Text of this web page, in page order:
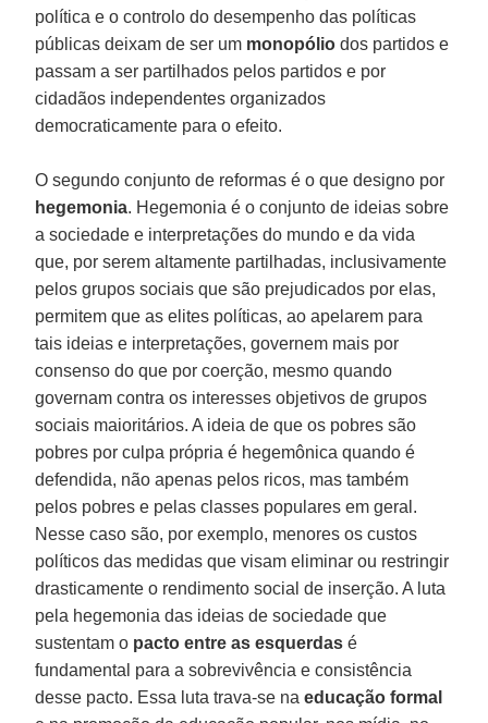
política e o controlo do desempenho das políticas
públicas deixam de ser um monopólio dos partidos e
passam a ser partilhados pelos partidos e por
cidadãos independentes organizados
democraticamente para o efeito.
O segundo conjunto de reformas é o que designo por
hegemonia. Hegemonia é o conjunto de ideias sobre
a sociedade e interpretações do mundo e da vida
que, por serem altamente partilhadas, inclusivamente
pelos grupos sociais que são prejudicados por elas,
permitem que as elites políticas, ao apelarem para
tais ideias e interpretações, governem mais por
consenso do que por coerção, mesmo quando
governam contra os interesses objetivos de grupos
sociais maioritários. A ideia de que os pobres são
pobres por culpa própria é hegemônica quando é
defendida, não apenas pelos ricos, mas também
pelos pobres e pelas classes populares em geral.
Nesse caso são, por exemplo, menores os custos
políticos das medidas que visam eliminar ou restringir
drasticamente o rendimento social de inserção. A luta
pela hegemonia das ideias de sociedade que
sustentam o pacto entre as esquerdas é
fundamental para a sobrevivência e consistência
desse pacto. Essa luta trava-se naeducação formal